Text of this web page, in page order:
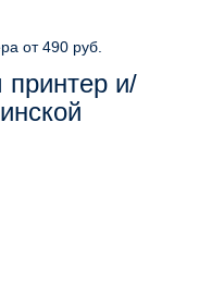
от 490 руб.
принтер и/